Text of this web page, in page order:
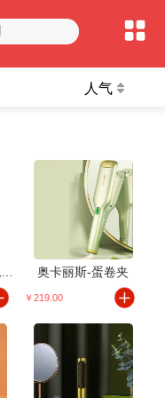
人气
奥卡丽斯-蛋卷夹
￥219.00